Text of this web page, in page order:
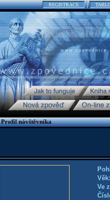
REGISTRACE
Profil návštěvníka
Věk:
Ve